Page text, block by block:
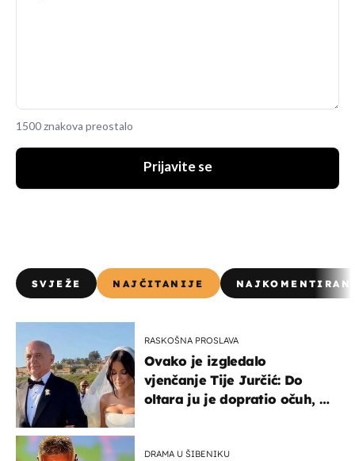
1500 znakova preostalo
Prijavite se
SVJEŽE NAJČITANIJE
RASKOŠNA PROSLAVA
Ovako je izgledalo
vjenčanje Tije Jurčić: Do
oltara ju je dopratio očuh, a
DRAMA U ŠIBENIKU